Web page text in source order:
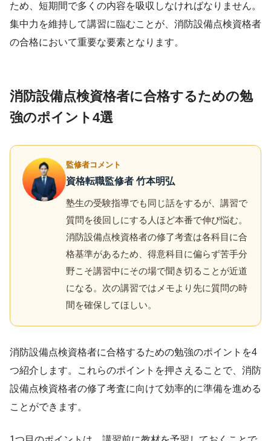
ため、短期間で多くの内容を吸収しなければなりません。
集中力を維持して講習に臨むことが、消防設備点検資格者
の合格において重要な要素となります。
消防設備点検資格者に合格するための勉
強のポイント4選
監修者コメント
資格転職監修者 竹本明弘
塾生の受験指導でも同じ話をするが、講習で
質問を後回しにする人ほど本番で伸び悩む。
消防設備点検資格者の修了考査は各科目に合
格基準があるため、得意科目に偏らず苦手分
野こそ講習中にその場で聞き切ることが近道
になる。次の講習ではメモより先に質問の時
間を確保してほしい。
消防設備点検資格者に合格するための勉強のポイントを4
つ紹介します。これらのポイントを押さえることで、消防
設備点検資格者の修了考査に向けて効率的に準備を進める
ことができます。